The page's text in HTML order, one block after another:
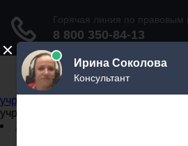
Не официальный
учреждений
учреждений
Задать вопрос юристу